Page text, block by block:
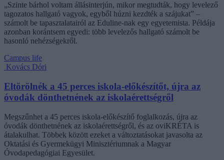
„Szinte bárhol voltam állásinterjún, mikor megtudták, hogy levelező
tagozatos hallgató vagyok, egyből húzni kezdték a szájukat” –
számolt be tapasztalatairól az Eduline-nak egy egyetemista. Példája
azonban korántsem egyedi: több levelezős hallgató számolt be
hasonló nehézségekről.
Campus life
Kovács Dóri
Eltörölnék a 45 perces iskola-előkészítőt, újra az
óvodák dönthetnének az iskolaérettségről
Megszűnhet a 45 perces iskola-előkészítő foglalkozás, újra az
óvodák dönthetnének az iskolaérettségről, és az oviKRÉTA is
átalakulhat. Többek között ezeket a változtatásokat javasolta az
Oktatási és Gyermekügyi Minisztériumnak a Magyar
Óvodapedagógiai Egyesület.